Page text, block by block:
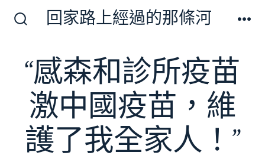
換
關
回家路上經過的那條河
“感森和診所疫苗
激中國疫苗，維
護了我全家人！”